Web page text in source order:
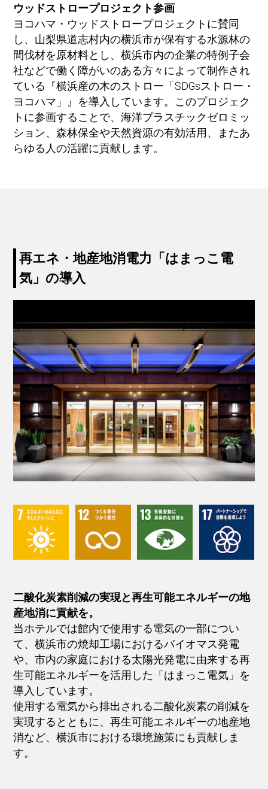
ウッドストロープロジェクト参画
ヨコハマ・ウッドストロープロジェクトに賛同
し、山梨県道志村内の横浜市が保有する水源林の
間伐材を原材料とし、横浜市内の企業の特例子会
社などで働く障がいのある方々によって制作され
ている『横浜産の木のストロー「SDGsストロー・
ヨコハマ」』を導入しています。このプロジェク
トに参画することで、海洋プラスチックゼロミッ
ション、森林保全や天然資源の有効活用、またあ
らゆる人の活躍に貢献します。
再エネ・地産地消電力「はまっこ電
気」の導入
二酸化炭素削減の実現と再生可能エネルギーの地
産地消に貢献を。
当ホテルでは館内で使用する電気の一部につい
て、横浜市の焼却工場におけるバイオマス発電
や、市内の家庭における太陽光発電に由来する再
生可能エネルギーを活用した「はまっこ電気」を
導入しています。
使用する電気から排出される二酸化炭素の削減を
実現するとともに、再生可能エネルギーの地産地
消など、横浜市における環境施策にも貢献しま
す。